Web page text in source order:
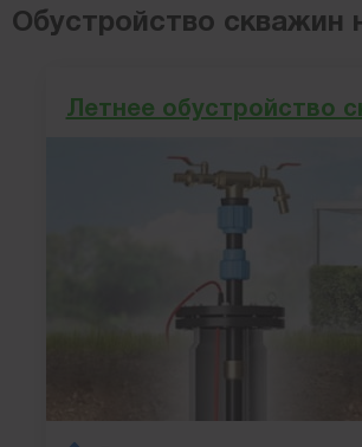
Обустройство скважин
Летнее обустройство